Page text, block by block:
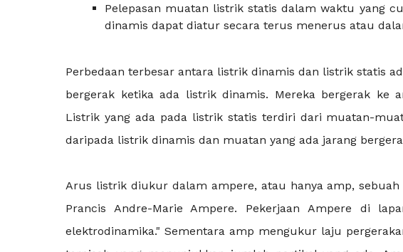
Pelepasan muatan listrik statis dalam waktu yang
dinamis dapat diatur secara terus menerus atau
Perbedaan terbesar antara listrik dinamis dan listrik statis
bergerak ketika ada listrik dinamis. Mereka bergerak ke
Listrik yang ada pada listrik statis terdiri dari muatan-
daripada listrik dinamis dan muatan yang ada jarang
Arus listrik diukur dalam ampere, atau hanya amp,
Prancis Andre-Marie Ampere. Pekerjaan Ampere di
elektrodinamika." Sementara amp mengukur laju